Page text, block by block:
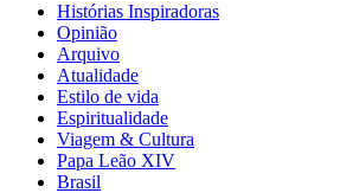
Histórias Inspiradoras
Opinião
Arquivo
Atualidade
Estilo de vida
Espiritualidade
Viagem & Cultura
Papa Leão XIV
Brasil